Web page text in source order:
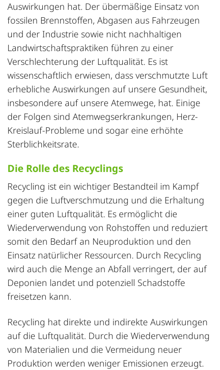
Auswirkungen hat. Der übermäßige Einsatz von
fossilen Brennstoffen, Abgasen aus Fahrzeugen
und der Industrie sowie nicht nachhaltigen
Landwirtschaftspraktiken führen zu einer
Verschlechterung der Luftqualität. Es ist
wissenschaftlich erwiesen, dass verschmutzte Luft
erhebliche Auswirkungen auf unsere Gesundheit,
insbesondere auf unsere Atemwege, hat. Einige
der Folgen sind Atemwegserkrankungen, Herz-
Kreislauf-Probleme und sogar eine erhöhte
Sterblichkeitsrate.
Die Rolle des Recyclings
Recycling ist ein wichtiger Bestandteil im Kampf
gegen die Luftverschmutzung und die Erhaltung
einer guten Luftqualität. Es ermöglicht die
Wiederverwendung von Rohstoffen und reduziert
somit den Bedarf an Neuproduktion und den
Einsatz natürlicher Ressourcen. Durch Recycling
wird auch die Menge an Abfall verringert, der auf
Deponien landet und potenziell Schadstoffe
freisetzen kann.
Recycling hat direkte und indirekte Auswirkungen
auf die Luftqualität. Durch die Wiederverwendung
von Materialien und die Vermeidung neuer
Produktion werden weniger Emissionen erzeugt.